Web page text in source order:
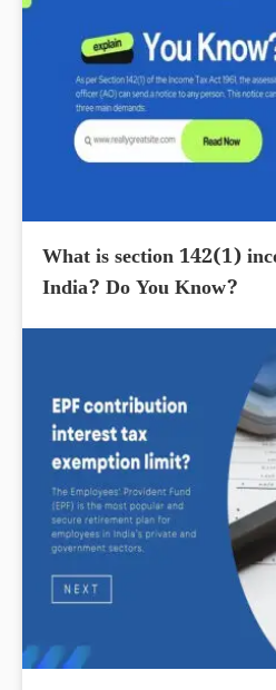
What is section 142(1)
India? Do You Know?